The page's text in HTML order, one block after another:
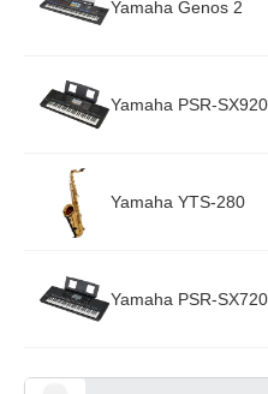
Yamaha Genos 2
Yamaha PSR-SX920
Yamaha YTS-280
Yamaha PSR-